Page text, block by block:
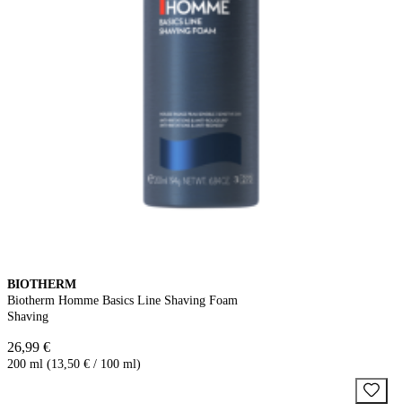
BIOTHERM
Biotherm Homme Basics Line Shaving Foam
Shaving
26,99 €
200 ml (13,50 € / 100 ml)